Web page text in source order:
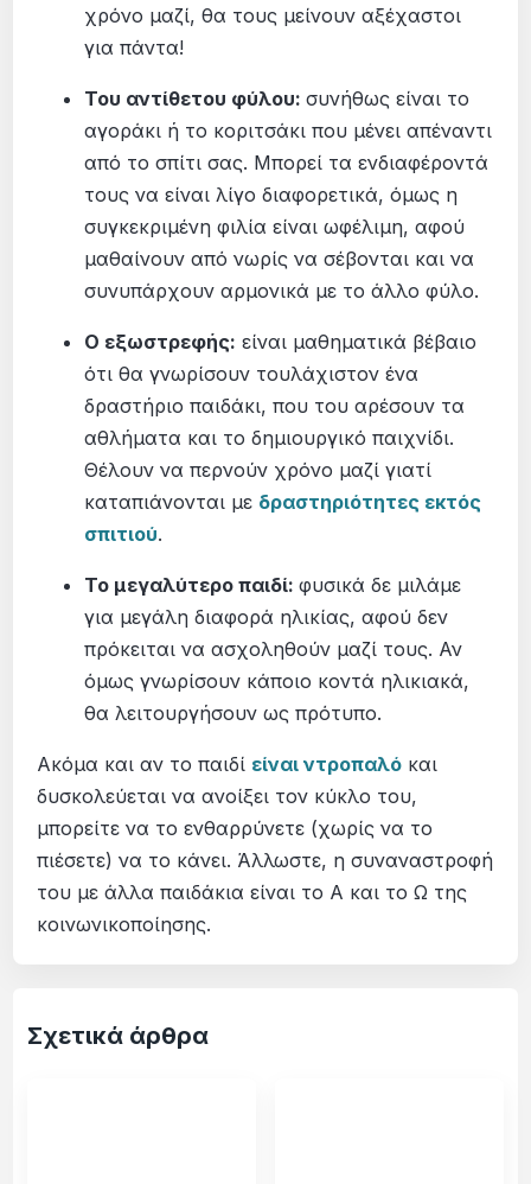
χρόνο μαζί, θα τους μείνουν αξέχαστοι
για πάντα!
Του αντίθετου φύλου:συνήθως είναι το
αγοράκι ή το κοριτσάκι που μένει απέναντι
από το σπίτι σας. Μπορεί τα ενδιαφέροντά
τους να είναι λίγο διαφορετικά, όμως η
συγκεκριμένη φιλία είναι ωφέλιμη, αφού
μαθαίνουν από νωρίς να σέβονται και να
συνυπάρχουν αρμονικά με το άλλο φύλο.
Ο εξωστρεφής: είναι μαθηματικά βέβαιο
ότι θα γνωρίσουν τουλάχιστον ένα
δραστήριο παιδάκι, που του αρέσουν τα
αθλήματα και το δημιουργικό παιχνίδι.
Θέλουν να περνούν χρόνο μαζί γιατί
καταπιάνονται με δραστηριότητες εκτός
σπιτιού.
Το μεγαλύτερο παιδί:φυσικά δε μιλάμε
για μεγάλη διαφορά ηλικίας, αφού δεν
πρόκειται να ασχοληθούν μαζί τους. Αν
όμως γνωρίσουν κάποιο κοντά ηλικιακά,
θα λειτουργήσουν ως πρότυπο.
Ακόμα και αν το παιδί είναι ντροπαλό και
δυσκολεύεται να ανοίξει τον κύκλο του,
μπορείτε να το ενθαρρύνετε (χωρίς να το
πιέσετε) να το κάνει. Άλλωστε, η συναναστροφή
του με άλλα παιδάκια είναι το Α και το Ω της
κοινωνικοποίησης.
Σχετικά άρθρα